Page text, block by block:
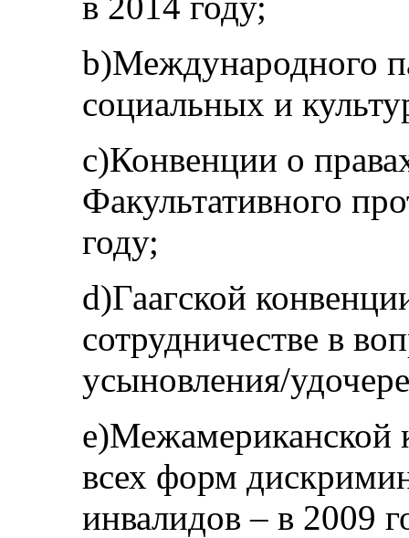
b)Международного
социальных и
c)Конвенции о
Факультативного
году;
d)Гаагской
сотрудничестве в
усыновления/
e)Межамериканской
всех форм
инвалидов – в 2009